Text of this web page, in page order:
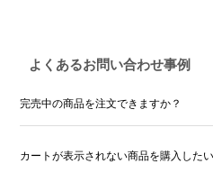
よくあるお問い合わせ事例
完売中の商品を注文できますか？
カートが表示されない商品を購入したい